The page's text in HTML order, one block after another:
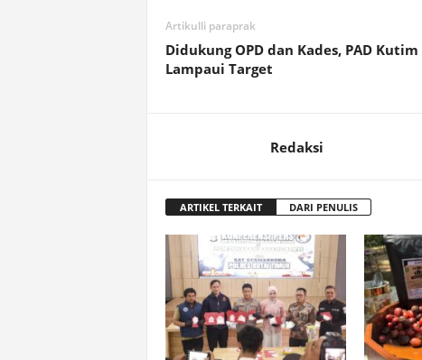
Artikulli paraprak
Didukung OPD dan Kades, PAD Kutim
Lampaui Target
Redaksi
ARTIKEL TERKAIT DARI PENULIS